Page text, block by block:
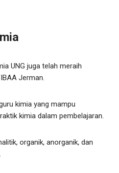
UNG juga telah meraih
Jerman.
kimia yang mampu
kimia dalam pembelajaran.
organik, anorganik, dan